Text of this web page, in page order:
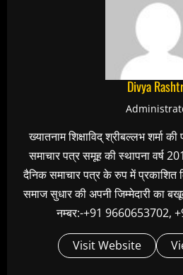
Divya
ख्यातनाम शिक्षाविद् श्रीबल्लभ शर्मा
समाचार पत्र समूह की स्थापना वर्ष
दैनिक समाचार पत्र के रुप में प्रकाशित
समाज सुधार की अपनी जिम्मेदारी का
नम्बर:-+91 9660653702,
Visit Website